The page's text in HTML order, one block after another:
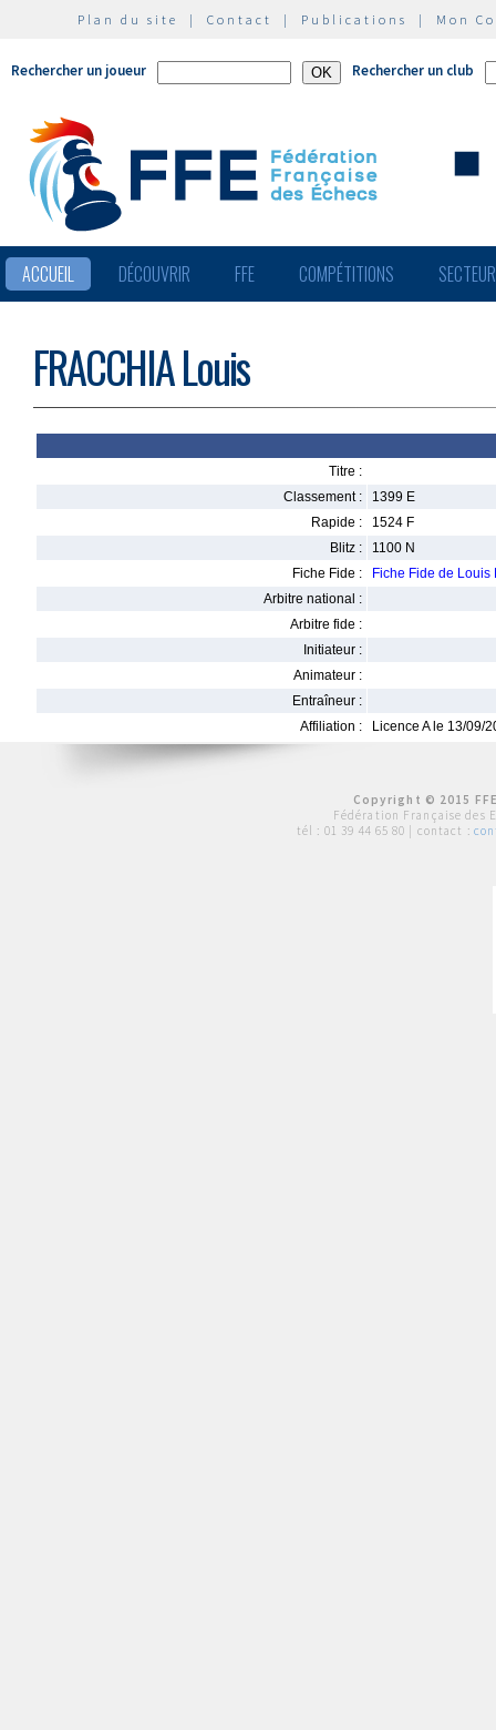
Plan du site | Contact | Publications | Mon
Rechercher un joueur Rechercher un club
ACCUEIL DÉCOUVRIR FFE COMPÉTITIONS
FRACCHIA Louis
Titre :
Classement :
1399 E
Rapide :
1524 F
Blitz :
1100 N
Fiche Fide :
Fiche Fide de Louis
Arbitre national :
Arbitre fide :
Initiateur :
Animateur :
Entraîneur :
Affiliation :
Licence A le 13/09/
Copyright © 2015
Fédération Française des
tél : 01 39 44 65 80 | contact :